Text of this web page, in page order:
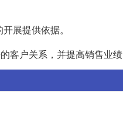
展提供依据。
客户关系，并提高销售业绩